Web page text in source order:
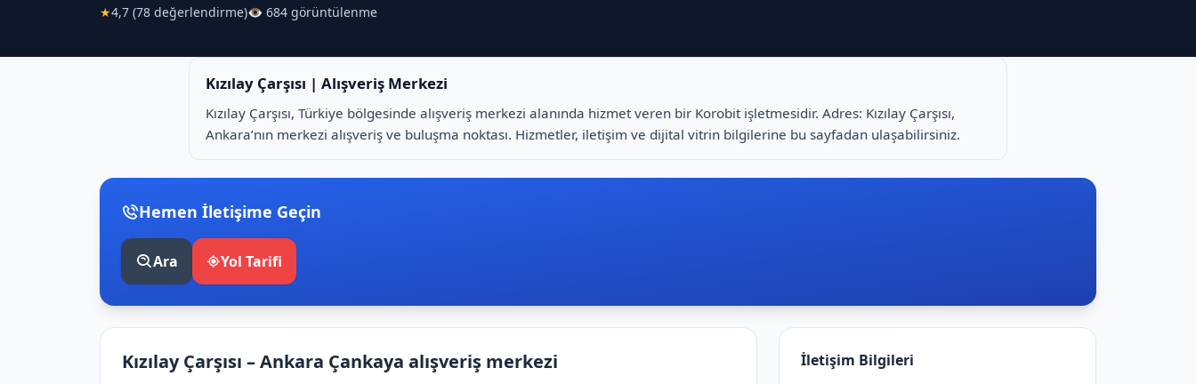
★4,7 (78 değerlendirme)👁 684 görüntülenme
Kızılay Çarşısı | Alışveriş Merkezi
Kızılay Çarşısı, Türkiye bölgesinde alışveriş merkezi alanında hizmet veren bir Korobit işletmesidir. Adres: Kızılay Çarşısı,
Ankara’nın merkezi alışveriş ve buluşma noktası. Hizmetler, iletişim ve dijital vitrin bilgilerine bu sayfadan ulaşabilirsiniz.
Hemen İletişime Geçin
Ara Yol Tarifi
Kızılay Çarşısı – Ankara Çankaya alışveriş merkezi
İletişim Bilgileri